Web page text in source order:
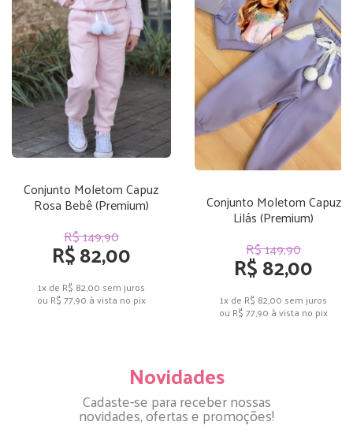
Conjunto Moletom Capuz
Rosa Bebê (Premium)
R$ 149,90
R$ 82,00
1x de R$ 82,00 sem juros
ou R$ 77,90 à vista no pix
Conjunto Moletom Capuz
Lilás (Premium)
R$ 149,90
R$ 82,00
1x de R$ 82,00 sem juros
ou R$ 77,90 à vista no pix
Novidades
Cadaste-se para receber nossas
novidades, ofertas e promoções!